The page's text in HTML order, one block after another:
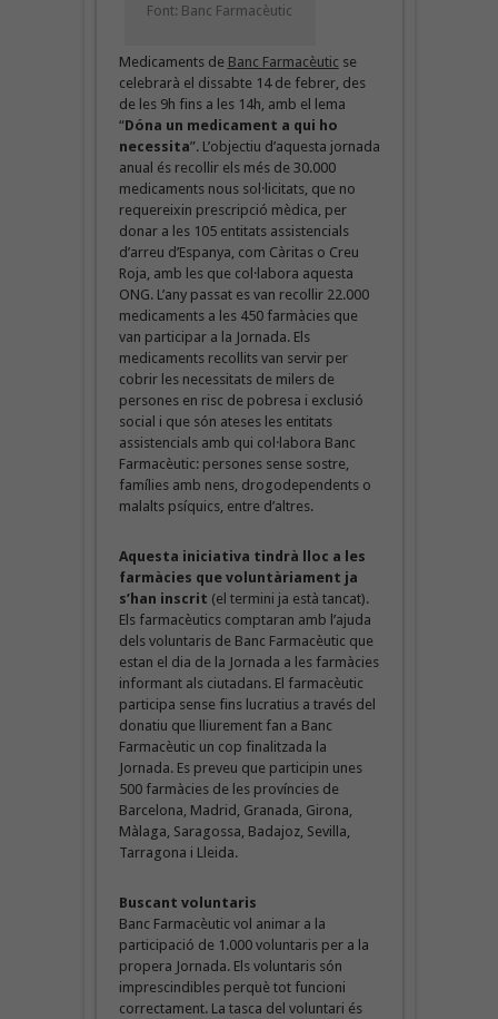
Font: Banc Farmacèutic
Medicaments de Banc Farmacèutic se
celebrarà el dissabte 14 de febrer, des
de les 9h fins a les 14h, amb el lema
“Dóna un medicament a qui ho
necessita”. L’objectiu d’aquesta jornada
anual és recollir els més de 30.000
medicaments nous sol·licitats, que no
requereixin prescripció mèdica, per
donar a les 105 entitats assistencials
d’arreu d’Espanya, com Càritas o Creu
Roja, amb les que col·labora aquesta
ONG. L’any passat es van recollir 22.000
medicaments a les 450 farmàcies que
van participar a la Jornada. Els
medicaments recollits van servir per
cobrir les necessitats de milers de
persones en risc de pobresa i exclusió
social i que són ateses les entitats
assistencials amb qui col·labora Banc
Farmacèutic: persones sense sostre,
famílies amb nens, drogodependents o
malalts psíquics, entre d’altres.
Aquesta iniciativa tindrà lloc a les
farmàcies que voluntàriament ja
s’han inscrit (el termini ja està tancat).
Els farmacèutics comptaran amb l’ajuda
dels voluntaris de Banc Farmacèutic que
estan el dia de la Jornada a les farmàcies
informant als ciutadans. El farmacèutic
participa sense fins lucratius a través del
donatiu que lliurement fan a Banc
Farmacèutic un cop finalitzada la
Jornada. Es preveu que participin unes
500 farmàcies de les províncies de
Barcelona, Madrid, Granada, Girona,
Màlaga, Saragossa, Badajoz, Sevilla,
Tarragona i Lleida.
Buscant voluntaris
Banc Farmacèutic vol animar a la
participació de 1.000 voluntaris per a la
propera Jornada. Els voluntaris són
imprescindibles perquè tot funcioni
correctament. La tasca del voluntari és